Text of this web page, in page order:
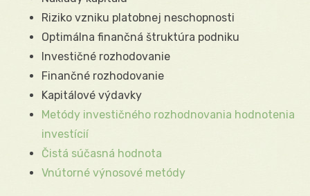
Riziko vzniku platobnej neschopnosti
Optimálna finančná štruktúra podniku
Investičné rozhodovanie
Finančné rozhodovanie
Kapitálové výdavky
Metódy investičného rozhodnovania hodnotenia
investícií
Čistá súčasná hodnota
Vnútorné výnosové metódy